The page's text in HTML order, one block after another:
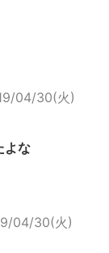
04/30(火)
よな
04/30(火)